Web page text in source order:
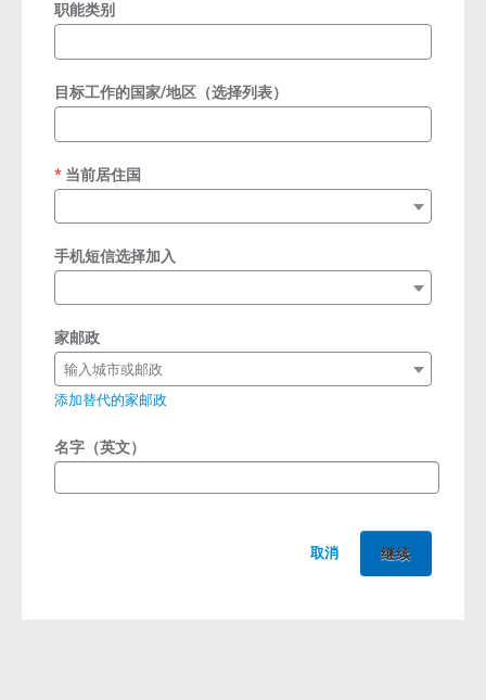
职能类别
目标工作的国家/地区（选择列表）
当前居住国
required
手机短信选择加入
家邮政
输入城市或邮政
添加替代的家邮政
名字（英文）
取消